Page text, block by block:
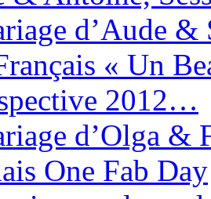
d’Aude &
« Un
2012…
d’Olga &
One Fab Day